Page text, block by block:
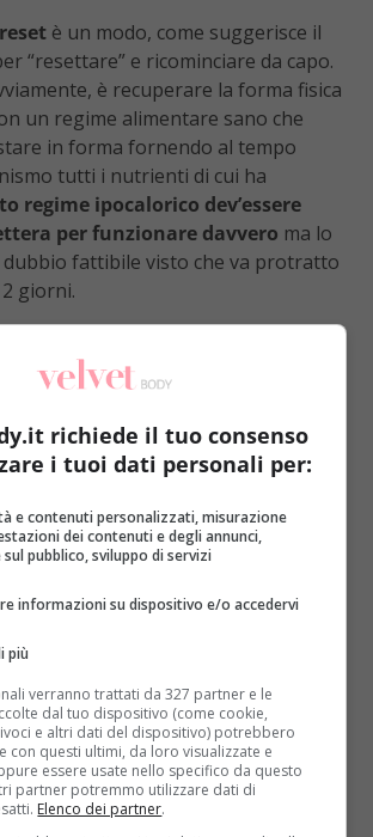
è un modo, come suggerisce il
“resettare” e ricominciare da capo.
è recuperare la forma fisica
un regime alimentare sano che
in forma fornendo al tempo
tutti i nutrienti di cui ha
regime ipocalorico dev’essere
per funzionare davvero ma lo
dubbio fattibile visto che va protratto
giorni.
e bevande rigorosamente
consentite
è piuttosto limitato e proprio per
non va protratto per più di 2 giorni.
on-line, prima di cominciare la body
di chiedere il parere del proprio
assoluto invece per le persone
patologie (quali ipertensione e
incinte. A seguire tutte le
da seguiresecondo la dieta
riso o di soia light), con 130 g di
rossi, 1 cucchiaino di burro di
di semi di lino), una
amaro, dolcificante a piacere e,
qualche cubetto di ghiaccio.
richiede il tuo consenso
i tuoi dati personali per:
e contenuti personalizzati, misurazione
dei contenuti e degli annunci,
sul pubblico, sviluppo di servizi
informazioni su dispositivo e/o accedervi
più
verranno trattati da 327 partner e le
dal tuo dispositivo (come cookie,
e altri dati del dispositivo) potrebbero
con questi ultimi, da loro visualizzate e
essere usate nello specifico da questo
partner potremmo utilizzare dati di
Elenco dei partner.